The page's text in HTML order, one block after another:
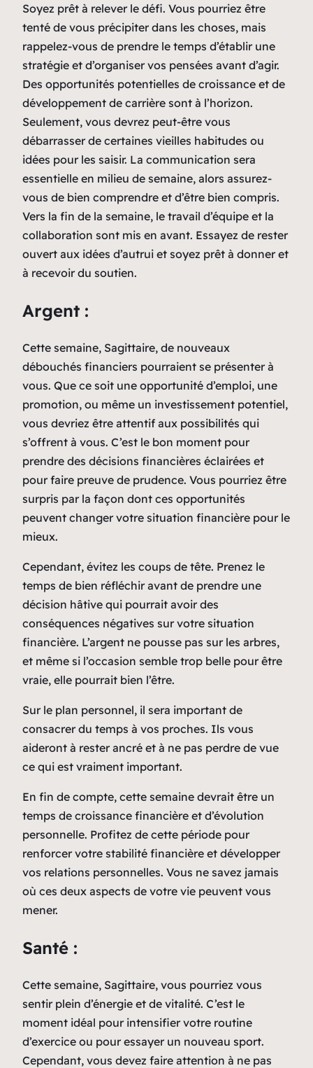
Soyez prêt à relever le défi. Vous pourriez être
tenté de vous précipiter dans les choses, mais
rappelez-vous de prendre le temps d’établir une
stratégie et d’organiser vos pensées avant d’agir.
Des opportunités potentielles de croissance et de
développement de carrière sont à l’horizon.
Seulement, vous devrez peut-être vous
débarrasser de certaines vieilles habitudes ou
idées pour les saisir. La communication sera
essentielle en milieu de semaine, alors assurez-
vous de bien comprendre et d’être bien compris.
Vers la fin de la semaine, le travail d’équipe et la
collaboration sont mis en avant. Essayez de rester
ouvert aux idées d’autrui et soyez prêt à donner et
à recevoir du soutien.
Argent :
Cette semaine, Sagittaire, de nouveaux
débouchés financiers pourraient se présenter à
vous. Que ce soit une opportunité d’emploi, une
promotion, ou même un investissement potentiel,
vous devriez être attentif aux possibilités qui
s’offrent à vous. C’est le bon moment pour
prendre des décisions financières éclairées et
pour faire preuve de prudence. Vous pourriez être
surpris par la façon dont ces opportunités
peuvent changer votre situation financière pour le
mieux.
Cependant, évitez les coups de tête. Prenez le
temps de bien réfléchir avant de prendre une
décision hâtive qui pourrait avoir des
conséquences négatives sur votre situation
financière. L’argent ne pousse pas sur les arbres,
et même si l’occasion semble trop belle pour être
vraie, elle pourrait bien l’être.
Sur le plan personnel, il sera important de
consacrer du temps à vos proches. Ils vous
aideront à rester ancré et à ne pas perdre de vue
ce qui est vraiment important.
En fin de compte, cette semaine devrait être un
temps de croissance financière et d’évolution
personnelle. Profitez de cette période pour
renforcer votre stabilité financière et développer
vos relations personnelles. Vous ne savez jamais
où ces deux aspects de votre vie peuvent vous
mener.
Santé :
Cette semaine, Sagittaire, vous pourriez vous
sentir plein d’énergie et de vitalité. C’est le
moment idéal pour intensifier votre routine
d’exercice ou pour essayer un nouveau sport.
Cependant, vous devez faire attention à ne pas